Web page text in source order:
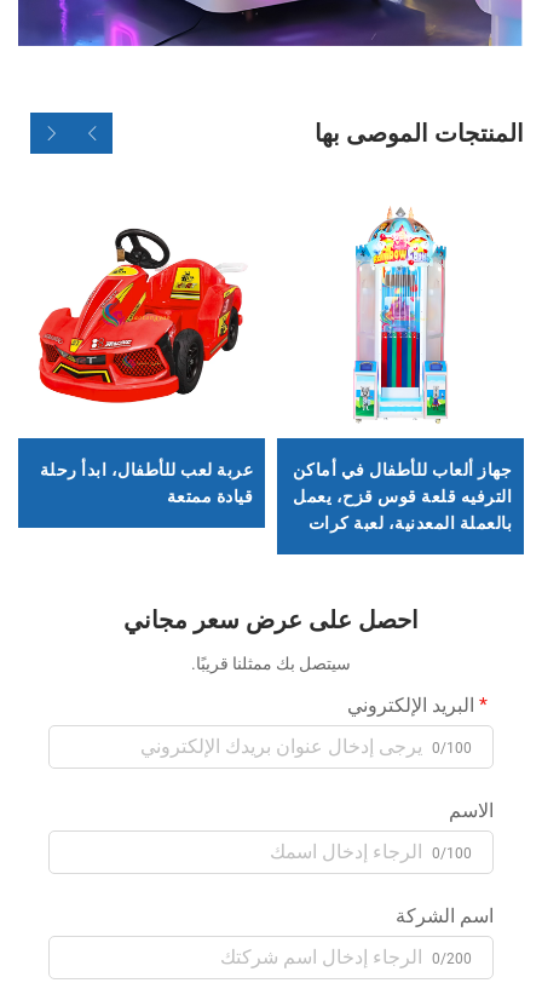
المنتجات الموصى بها
جهاز ألعاب للأطفال في أماكن
الترفيه قلعة قوس قزح، يعمل
بالعملة المعدنية، لعبة كرات
عربة لعب للأطفال، ابدأ رحلة
قيادة ممتعة
احصل على عرض سعر مجاني
سيتصل بك ممثلنا قريبًا.
البريد الإلكتروني
0/100
الاسم
0/100
اسم الشركة
0/200